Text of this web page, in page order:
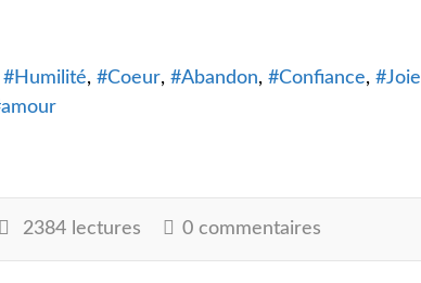
Humilité Coeur Abandon Confiance Joie
amour
2384 lectures 0 commentaires